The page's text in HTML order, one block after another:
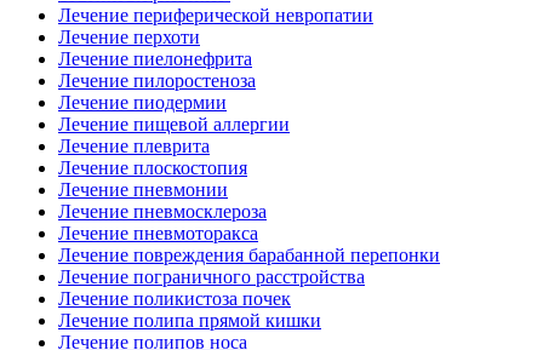
Лечение периферической невропатии
Лечение перхоти
Лечение пиелонефрита
Лечение пилоростеноза
Лечение пиодермии
Лечение пищевой аллергии
Лечение плеврита
Лечение плоскостопия
Лечение пневмонии
Лечение пневмосклероза
Лечение пневмоторакса
Лечение повреждения барабанной перепонки
Лечение пограничного расстройства
Лечение поликистоза почек
Лечение полипа прямой кишки
Лечение полипов носа